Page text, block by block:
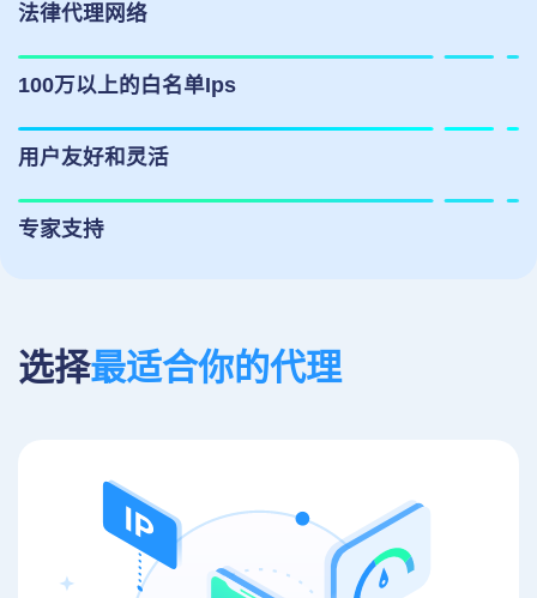
法律代理网络
100万以上的白名单Ips
用户友好和灵活
专家支持
选择最适合你的代理